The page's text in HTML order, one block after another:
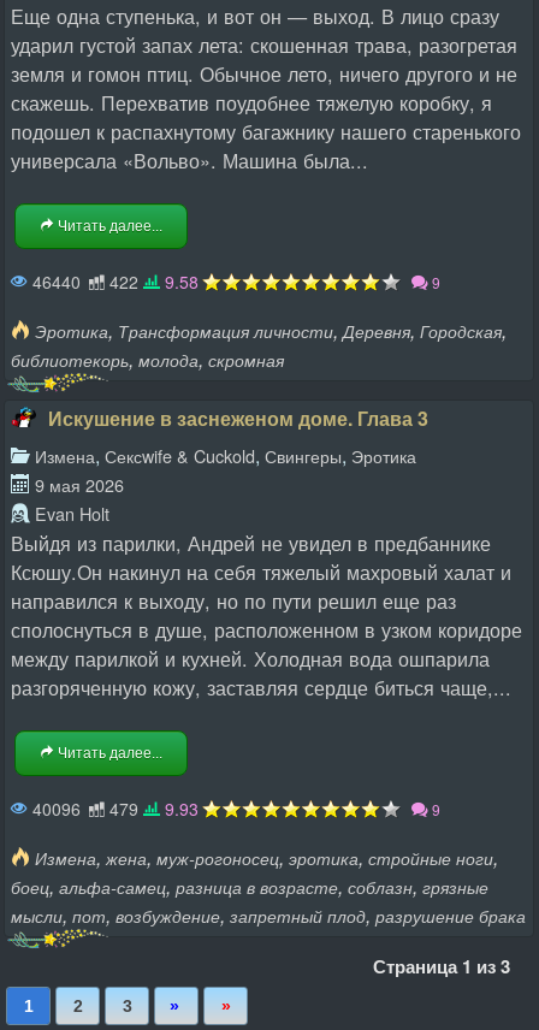
Еще одна ступенька, и вот он — выход. В лицо сразу
ударил густой запах лета: скошенная трава, разогретая
земля и гомон птиц. Обычное лето, ничего другого и не
скажешь. Перехватив поудобнее тяжелую коробку, я
подошел к распахнутому багажнику нашего старенького
универсала «Вольво». Машина была...
Читать далее...
46440 422 9.58 9
Эротика, Трансформация личности,Деревня, Городская,
библиотекорь, молода, скромная
Искушение в заснеженом доме. Глава 3
Измена, Сексwife & Cuckold, Свингеры, Эротика
9 мая 2026
Evan Holt
Выйдя из парилки, Андрей не увидел в предбаннике
Ксюшу.Он накинул на себя тяжелый махровый халат и
направился к выходу, но по пути решил еще раз
сполоснуться в душе, расположенном в узком коридоре
между парилкой и кухней. Холодная вода ошпарила
разгоряченную кожу, заставляя сердце биться чаще,...
Читать далее...
40096 479 9.93 9
Измена,жена, муж-рогоносец, эротика, стройные ноги,
боец, альфа-самец, разница в возрасте, соблазн, грязные
мысли, пот, возбуждение, запретный плод, разрушение брака
Страница 1 из 3
1 2 3
Вперед
Последняя